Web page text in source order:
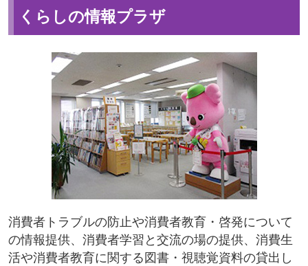
くらしの情報プラザ
消費者トラブルの防止や消費者教育・啓発について
の情報提供、消費者学習と交流の場の提供、消費生
活や消費者教育に関する図書・視聴覚資料の貸出し